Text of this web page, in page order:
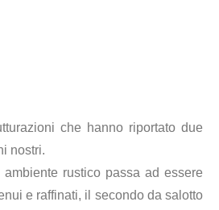
che hanno riportato due
nostri.
ambiente rustico passa ad essere
e raffinati, il secondo da salotto